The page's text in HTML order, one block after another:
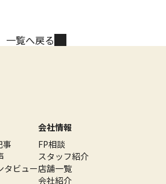
一覧へ戻る
事
タビュー
会社情報
FP相談
スタッフ紹介
店舗一覧
会社紹介